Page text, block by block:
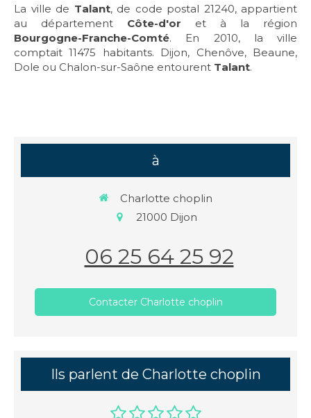
La ville de Talant, de code postal 21240, appartient
au département Côte-d'or et à la région
Bourgogne-Franche-Comté. En 2010, la ville
comptait 11475 habitants. Dijon, Chenôve, Beaune,
Dole ou Chalon-sur-Saône entourent Talant.
à
Charlotte choplin
21000 Dijon
06 25 64 25 92
Contacter Charlotte choplin
Ils parlent de Charlotte choplin